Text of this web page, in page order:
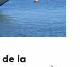
de la